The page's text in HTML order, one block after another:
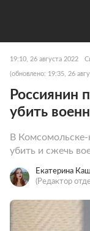
19:10, 26 августа 2022
(обновлено: 19:35, 26
Россиянин
убить
В
убить и сжечь
Екатерина
(Редактор